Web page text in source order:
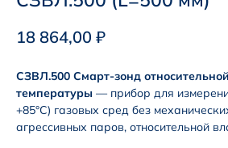
18 864,00 ₽
СЗВЛ.500 Смарт-зонд
температуры — прибор для
+85°С) газовых сред без
агрессивных паров, относительной